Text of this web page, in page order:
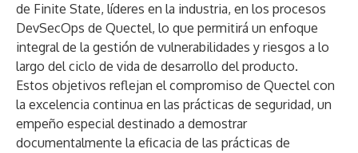
de Finite State, líderes en la industria, en los procesos
DevSecOps de Quectel, lo que permitirá un enfoque
integral de la gestión de vulnerabilidades y riesgos a lo
largo del ciclo de vida de desarrollo del producto.
Estos objetivos reflejan el compromiso de Quectel con
la excelencia continua en las prácticas de seguridad, un
empeño especial destinado a demostrar
documentalmente la eficacia de las prácticas de